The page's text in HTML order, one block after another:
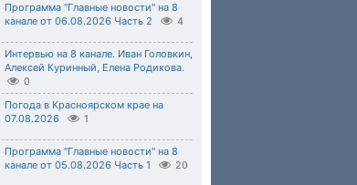
Программа "Главные новости" на 8
канале от 06.08.2026 Часть 2
4
Интервью на 8 канале. Иван Головкин,
Алексей Куринный, Елена Родикова.
0
Погода в Красноярском крае на
07.08.2026
1
Программа "Главные новости" на 8
канале от 05.08.2026 Часть 1
20